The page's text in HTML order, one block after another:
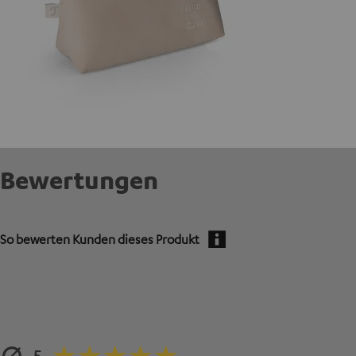
Bewertungen
So bewerten Kunden dieses Produkt